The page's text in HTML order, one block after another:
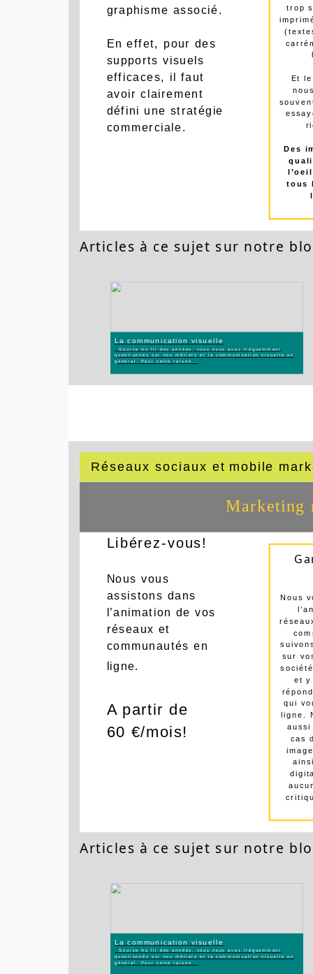
marketing et
En effet, pour des
supports visuels
efficaces, il faut
avoir clairement
défini une stratégie
trop
Et
Des
Articles à ce sujet sur notre
La communication visuelle
Source Au fil des années, vous nous avez fréquemment
Réseaux sociaux et mobile
Marketing
Nous vous
assistons dans
l’animation de vos
A partir de
60 €/mois!
Nous
sur
et y
qui
ligne.
cas
Articles à ce sujet sur notre
La communication visuelle
Source Au fil des années, vous nous avez fréquemment